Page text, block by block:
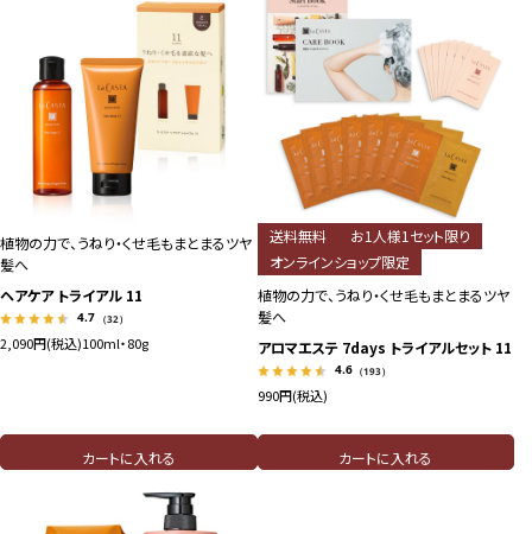
植物の力で、うねり・くせ毛もまとまるツヤ
髪へ
ヘアケア トライアル 11
4.7 （32）
2,090円(税込)100ml・80g
カートに入れる
送料無料
お1人様1セット限り
オンラインショップ限定
植物の力で、うねり・くせ毛もまとまるツヤ
髪へ
アロマエステ 7days トライアルセット 11
4.6 （193）
990円(税込)
カートに入れる